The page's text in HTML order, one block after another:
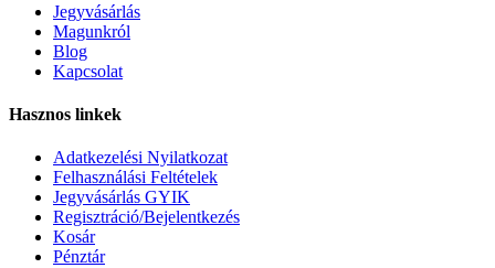
Jegyvásárlás
Magunkról
Blog
Kapcsolat
Hasznos linkek
Adatkezelési Nyilatkozat
Felhasználási Feltételek
Jegyvásárlás GYIK
Regisztráció/Bejelentkezés
Kosár
Pénztár